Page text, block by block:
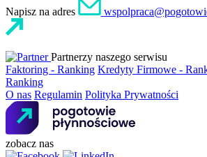
Napisz na adres
Partnerzy naszego serwisu
Faktoring - Ranking Kredyty Firmowe -
Ranking
O nas Regulamin Polityka Prywatności
zobacz nas